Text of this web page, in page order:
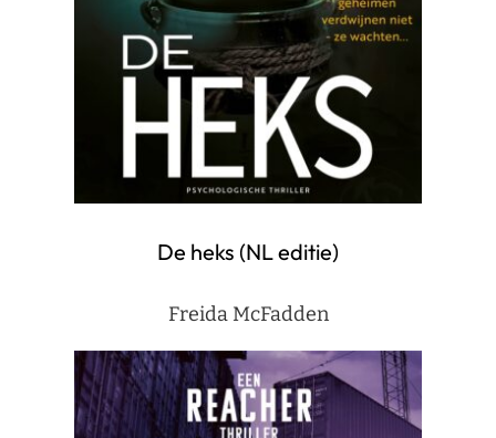
De heks (NL editie)
Freida McFadden